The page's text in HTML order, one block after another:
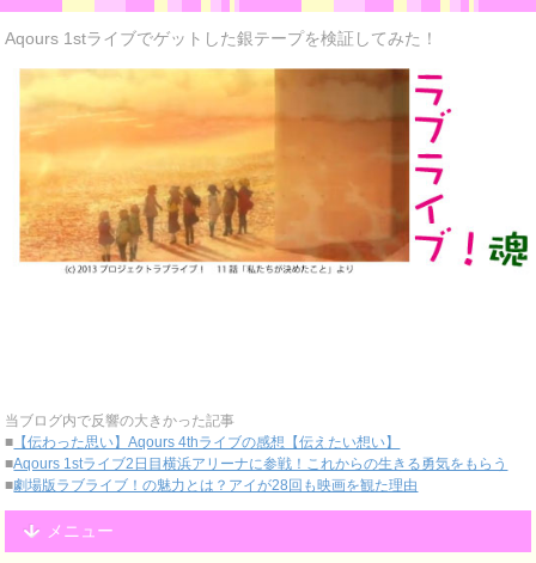
Aqours 1stライブでゲットした銀テープを検証してみた！
当ブログ内で反響の大きかった記事
■ 【伝わった思い】Aqours 4thライブの感想【伝えたい想い】
■Aqours 1stライブ2日目横浜アリーナに参戦！これからの生きる勇気をもらう
■劇場版ラブライブ！の魅力とは？アイが28回も映画を観た理由
メニュー